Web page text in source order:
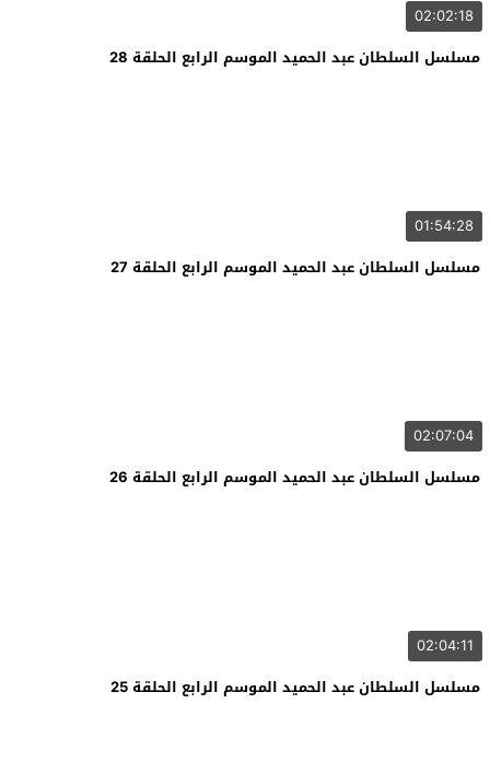
02:02:18
مسلسل السلطان عبد الحميد الموسم الرابع الحلقة 28
01:54:28
مسلسل السلطان عبد الحميد الموسم الرابع الحلقة 27
02:07:04
مسلسل السلطان عبد الحميد الموسم الرابع الحلقة 26
02:04:11
مسلسل السلطان عبد الحميد الموسم الرابع الحلقة 25